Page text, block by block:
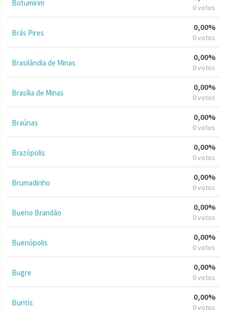
Botumirim 0 votos
Brás Pires
0,00%
0 votos
Brasilândia de Minas
0,00%
0 votos
Brasília de Minas
0,00%
0 votos
Braúnas
0,00%
0 votos
Brazópolis
0,00%
0 votos
Brumadinho
0,00%
0 votos
Bueno Brandão
0,00%
0 votos
Buenópolis
0,00%
0 votos
Bugre
0,00%
0 votos
Buritis
0,00%
0 votos